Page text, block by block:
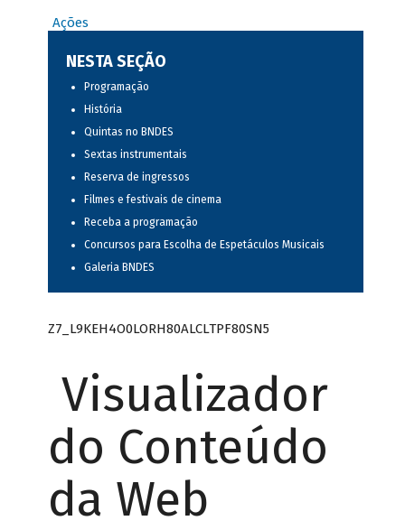
Ações
NESTA SEÇÃO
Programação
História
Quintas no BNDES
Sextas instrumentais
Reserva de ingressos
Filmes e festivais de cinema
Receba a programação
Concursos para Escolha de Espetáculos Musicais
Galeria BNDES
Z7_L9KEH4O0LORH80ALCLTPF80SN5
Visualizador
do Conteúdo
da Web